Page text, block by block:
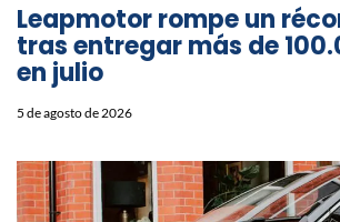
Leapmotor rompe un
tras entregar más de
en julio
5 de agosto de 2026